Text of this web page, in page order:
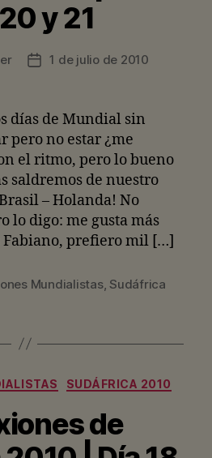
y 21
Fecha
entrada
1 de julio de 2010
días de Mundial sin
pero no estar ¿me
el ritmo, pero lo bueno
saldremos de nuestro
– Holanda! No
lo digo: me gusta más
Fabiano, prefiero mil […]
Mundialistas,Sudáfrica
CategoríasSUDÁFRICA 2010
de